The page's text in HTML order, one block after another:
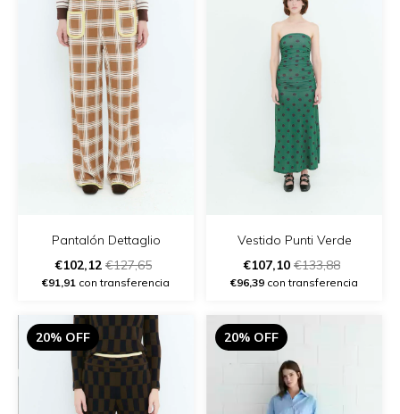
Pantalón Dettaglio
€102,12 €127,65
€91,91 con transferencia
Vestido Punti Verde
€107,10 €133,88
€96,39 con transferencia
20% OFF 20% OFF